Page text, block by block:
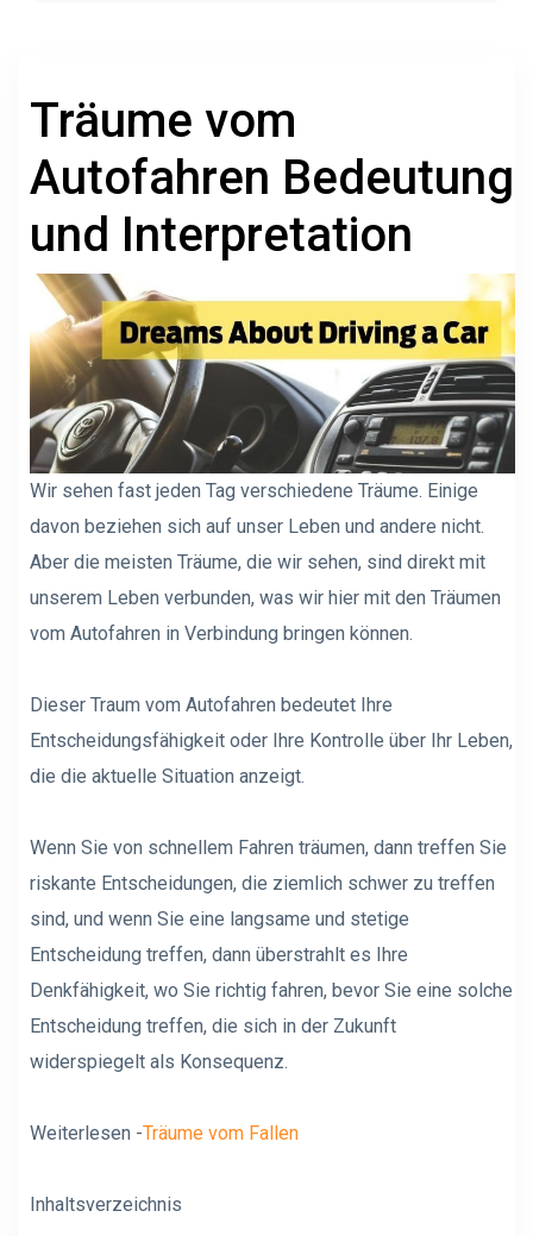
Träume vom
Autofahren Bedeutung
und Interpretation
Wir sehen fast jeden Tag verschiedene Träume. Einige
davon beziehen sich auf unser Leben und andere nicht.
Aber die meisten Träume, die wir sehen, sind direkt mit
unserem Leben verbunden, was wir hier mit den Träumen
vom Autofahren in Verbindung bringen können.
Dieser Traum vom Autofahren bedeutet Ihre
Entscheidungsfähigkeit oder Ihre Kontrolle über Ihr Leben,
die die aktuelle Situation anzeigt.
Wenn Sie von schnellem Fahren träumen, dann treffen Sie
riskante Entscheidungen, die ziemlich schwer zu treffen
sind, und wenn Sie eine langsame und stetige
Entscheidung treffen, dann überstrahlt es Ihre
Denkfähigkeit, wo Sie richtig fahren, bevor Sie eine solche
Entscheidung treffen, die sich in der Zukunft
widerspiegelt als Konsequenz.
Weiterlesen -Träume vom Fallen
Inhaltsverzeichnis